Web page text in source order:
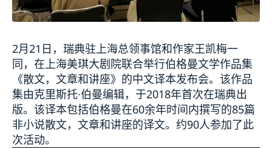
2月21日，瑞典驻上海总领事馆和作家王凯梅一
同，在上海美琪大剧院联合举行伯格曼文学作品集
《散文，文章和讲座》的中文译本发布会。该作品
集由克里斯托∙伯曼编辑，于2018年首次在瑞典出
版。该译本包括伯格曼在60余年时间内撰写的85篇
非小说散文，文章和讲座的译文。约90人参加了此
次活动。